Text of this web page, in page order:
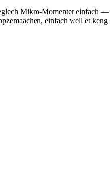
Mikro-Momenter einfach
einfach well et keng